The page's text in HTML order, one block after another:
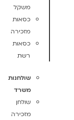
משקל
כסאות
מזכירה
כסאות
רשת
שולחנות
משרד
שולחן
מזכירה